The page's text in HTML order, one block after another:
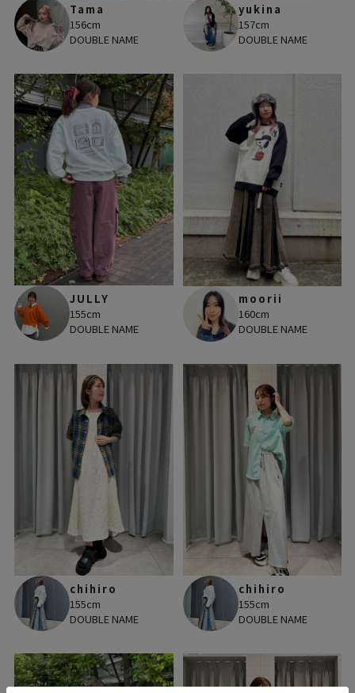
Tama
156cm
DOUBLE NAME
yukina
157cm
DOUBLE NAME
JULLY
155cm
DOUBLE NAME
moorii
160cm
DOUBLE NAME
chihiro
155cm
DOUBLE NAME
chihiro
155cm
DOUBLE NAME